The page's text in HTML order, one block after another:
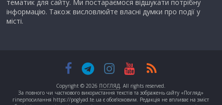
тематик для сайту. Ми постараємося відшукати потрібну
інформацію. Також висловлюйте власні думки про події у
місті.
Copyright © 2026 ПОГЛЯД. All rights reserved.
За повного чи часткового використання текстів та зображень сайту «Погляд»
гіперпосилання https://poglyad.te.ua є обов’язковим. Редакція не впливає на зміст